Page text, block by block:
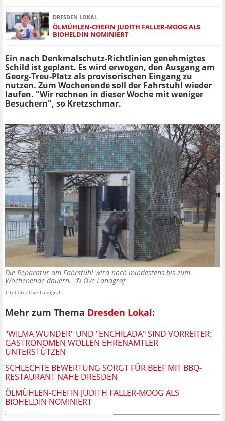
DRESDEN LOKAL
ÖLMÜHLEN-CHEFIN JUDITH FALLER-MOOG ALS
BIOHELDIN NOMINIERT
Ein nach Denkmalschutz-Richtlinien genehmigtes
Schild ist geplant. Es wird erwogen, den Ausgang am
Georg-Treu-Platz als provisorischen Eingang zu
nutzen. Zum Wochenende soll der Fahrstuhl wieder
laufen. "Wir rechnen in dieser Woche mit weniger
Besuchern", so Kretzschmar.
Die Reparatur am Fahrstuhl wird noch mindestens bis zum
Wochenende dauern. © Ove Landgraf
Titelfoto: Ove Landgraf
Mehr zum Thema Dresden Lokal:
"WILMA WUNDER" UND "ENCHILADA" SIND VORREITER:
GASTRONOMEN WOLLEN EHRENAMTLER
UNTERSTÜTZEN
SCHLECHTE BEWERTUNG SORGT FÜR BEEF MIT BBQ-
RESTAURANT NAHE DRESDEN
ÖLMÜHLEN-CHEFIN JUDITH FALLER-MOOG ALS
BIOHELDIN NOMINIERT